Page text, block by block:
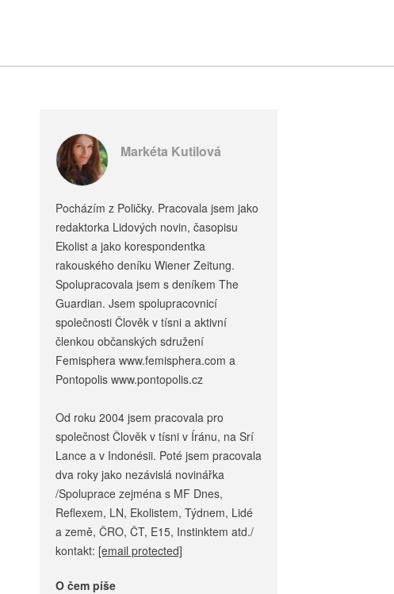
Markéta Kutilová
Pocházím z Poličky. Pracovala jsem jako
redaktorka Lidových novin, časopisu
Ekolist a jako korespondentka
rakouského deníku Wiener Zeitung.
Spolupracovala jsem s deníkem The
Guardian. Jsem spolupracovnicí
společnosti Člověk v tísni a aktivní
členkou občanských sdružení
Femisphera www.femisphera.com a
Pontopolis www.pontopolis.cz
Od roku 2004 jsem pracovala pro
společnost Člověk v tísni v Íránu, na Srí
Lance a v Indonésii. Poté jsem pracovala
dva roky jako nezávislá novinářka
/Spoluprace zejména s MF Dnes,
Reflexem, LN, Ekolistem, Týdnem, Lidé
a země, ČRO, ČT, E15, Instinktem atd./
kontakt: [email protected]
O čem píše